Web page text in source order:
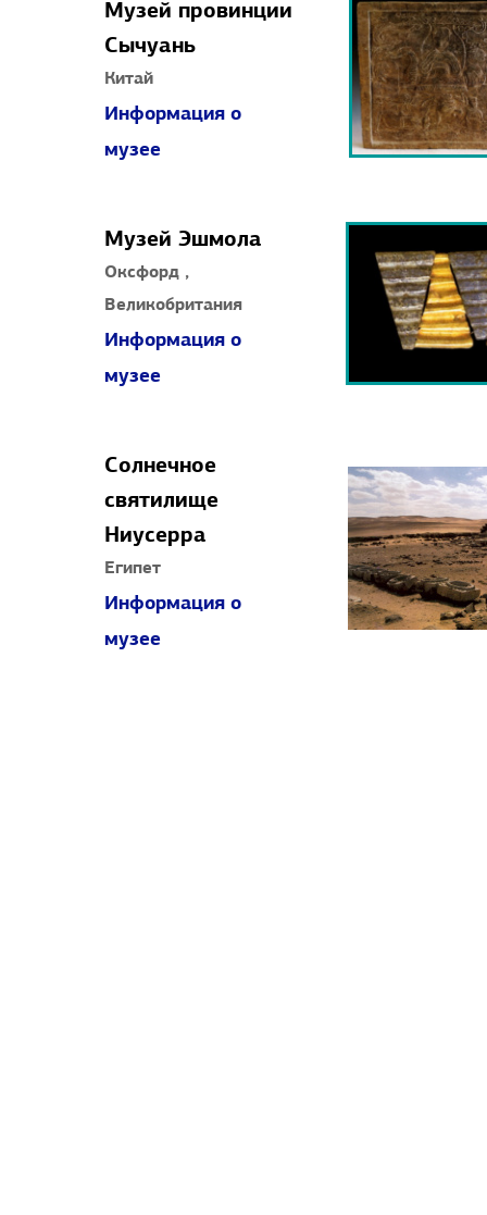
Музей провинции
Сычуань
Китай
Информация о
музее
Музей Эшмола
Оксфорд ,
Великобритания
Информация о
музее
Солнечное
святилище
Ниусерра
Египет
Информация о
музее